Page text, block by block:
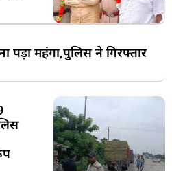
पड़ा महंगा,पुलिस ने गिरफ्तार